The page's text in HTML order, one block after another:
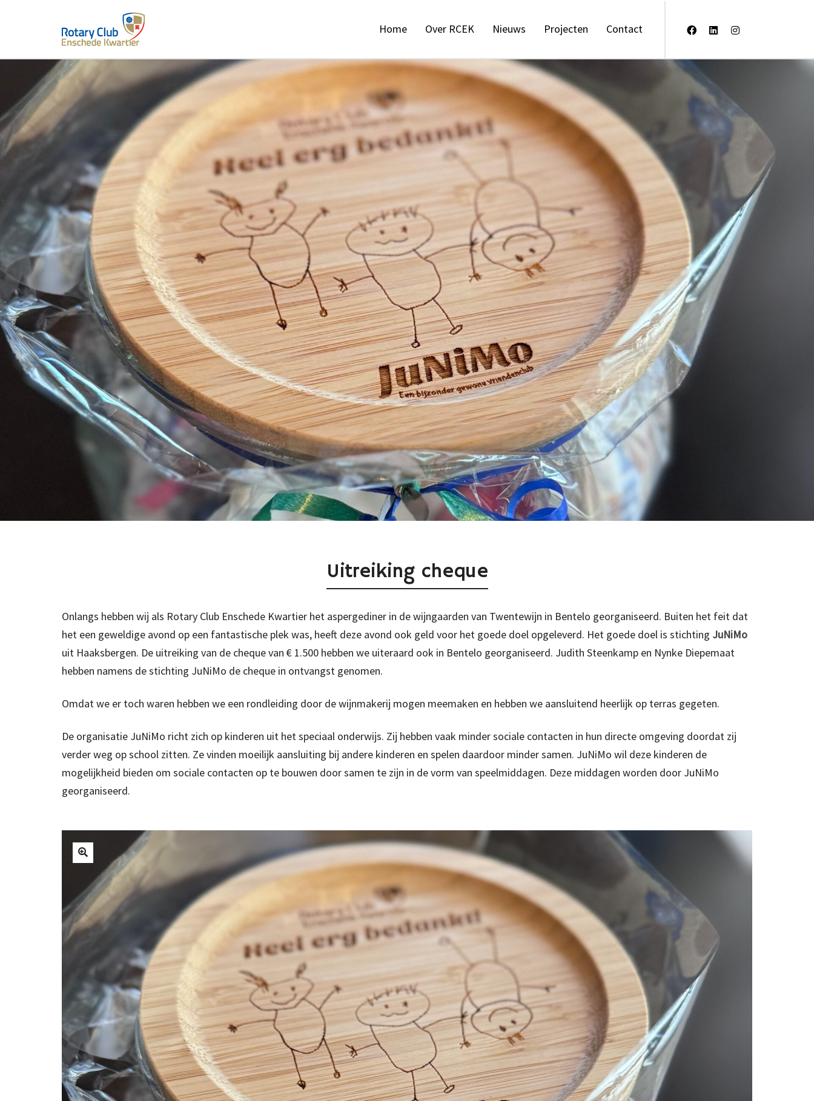
Home Over RCEK Nieuws Projecten Contact
Uitreiking cheque
Onlangs hebben wij als Rotary Club Enschede Kwartier het aspergediner in de wijngaarden van Twentewijn in Bentelo georganiseerd. Buiten het feit dat
het een geweldige avond op een fantastische plek was, heeft deze avond ook geld voor het goede doel opgeleverd. Het goede doel is stichting JuNiMo
uit Haaksbergen. De uitreiking van de cheque van € 1.500 hebben we uiteraard ook in Bentelo georganiseerd. Judith Steenkamp en Nynke Diepemaat
hebben namens de stichting JuNiMo de cheque in ontvangst genomen.
Omdat we er toch waren hebben we een rondleiding door de wijnmakerij mogen meemaken en hebben we aansluitend heerlijk op terras gegeten.
De organisatie JuNiMo richt zich op kinderen uit het speciaal onderwijs. Zij hebben vaak minder sociale contacten in hun directe omgeving doordat zij
verder weg op school zitten. Ze vinden moeilijk aansluiting bij andere kinderen en spelen daardoor minder samen. JuNiMo wil deze kinderen de
mogelijkheid bieden om sociale contacten op te bouwen door samen te zijn in de vorm van speelmiddagen. Deze middagen worden door JuNiMo
georganiseerd.